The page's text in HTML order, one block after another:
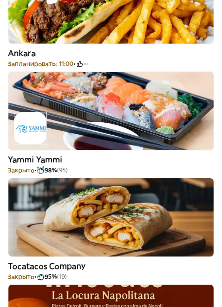
Ankara
Запланировать: 11:00 --
Yammi Yammi
Закрыто 98%(95)
Tocatacos Company
Закрыто 95%(19)